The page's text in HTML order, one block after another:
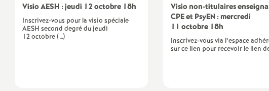
Visio AESH : jeudi 12 octobre 18h
Inscrivez-vous pour la visio spéciale
AESH second degré du jeudi
12 octobre (…)
Visio non-titulaires
CPE et PsyEN : mercredi
11 octobre 18h
Inscrivez-vous via l’espace
sur ce lien pour recevoir le lien